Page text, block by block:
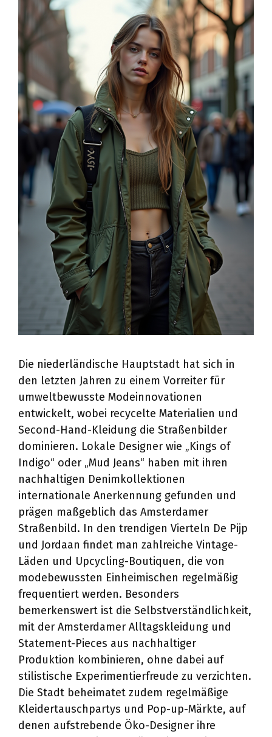
Die niederländische Hauptstadt hat sich in
den letzten Jahren zu einem Vorreiter für
umweltbewusste Modeinnovationen
entwickelt, wobei recycelte Materialien und
Second-Hand-Kleidung die Straßenbilder
dominieren. Lokale Designer wie „Kings of
Indigo“ oder „Mud Jeans“ haben mit ihren
nachhaltigen Denimkollektionen
internationale Anerkennung gefunden und
prägen maßgeblich das Amsterdamer
Straßenbild. In den trendigen Vierteln De Pijp
und Jordaan findet man zahlreiche Vintage-
Läden und Upcycling-Boutiquen, die von
modebewussten Einheimischen regelmäßig
frequentiert werden. Besonders
bemerkenswert ist die Selbstverständlichkeit,
mit der Amsterdamer Alltagskleidung und
Statement-Pieces aus nachhaltiger
Produktion kombinieren, ohne dabei auf
stilistische Experimentierfreude zu verzichten.
Die Stadt beheimatet zudem regelmäßige
Kleidertauschpartys und Pop-up-Märkte, auf
denen aufstrebende Öko-Designer ihre